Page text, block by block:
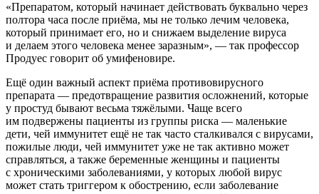
«Препаратом, который начинает действовать буквально через
полтора часа после приёма, мы не только лечим человека,
который принимает его, но и снижаем выделение вируса
и делаем этого человека менее заразным», — так профессор
Продуес говорит об умифеновире.
Ещё один важный аспект приёма противовирусного
препарата — предотвращение развития осложнений, которые
у простуд бывают весьма тяжёлыми. Чаще всего
им подвержены пациенты из группы риска — маленькие
дети, чей иммунитет ещё не так часто сталкивался с вирусами,
пожилые люди, чей иммунитет уже не так активно может
справляться, а также беременные женщины и пациенты
с хроническими заболеваниями, у которых любой вирус
может стать триггером к обострению, если заболевание